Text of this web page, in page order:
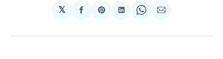
𝕏
podijeliSharepodijeliSharepodijeli